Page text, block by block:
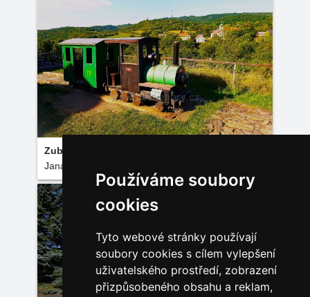
Používáme soubory
cookies
Tyto webové stránky používají
soubory cookies s cílem vylepšení
uživatelského prostředí, zobrazení
přizpůsobeného obsahu a reklam,
Zubrnická museální železnice
Jana Kučerová